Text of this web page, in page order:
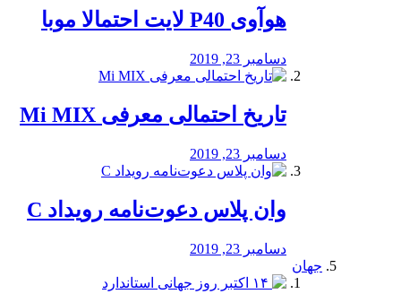
هوآوی P40 لایت احتمالا موبا
دسامبر 23, 2019
تاریخ احتمالی معرفی Mi MIX
دسامبر 23, 2019
وان پلاس دعوت‌نامه رویداد C
دسامبر 23, 2019
جهان